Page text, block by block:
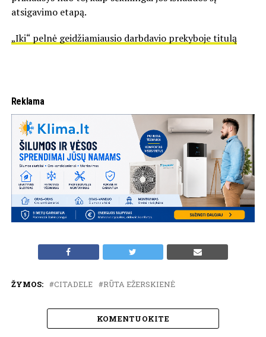
atsigavimo etapą.
„Iki“ pelnė geidžiamiausio darbdavio prekyboje titulą
Reklama
ŽYMOS: CITADELE RŪTA EŽERSKIENĖ
KOMENTUOKITE